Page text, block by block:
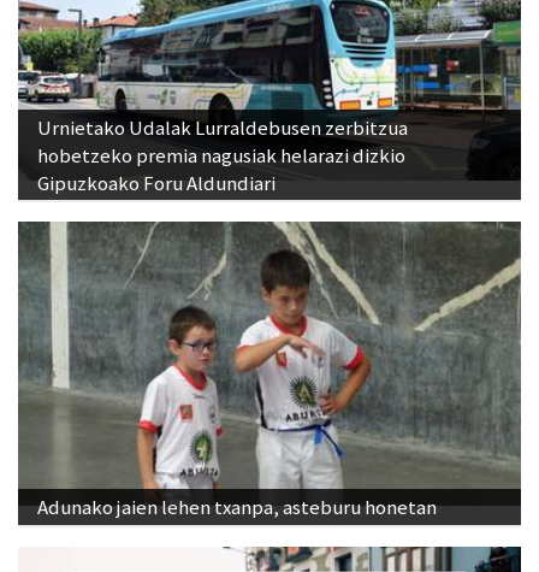
Urnietako Udalak Lurraldebusen zerbitzua
hobetzeko premia nagusiak helarazi dizkio
Gipuzkoako Foru Aldundiari
Adunako jaien lehen txanpa, asteburu honetan